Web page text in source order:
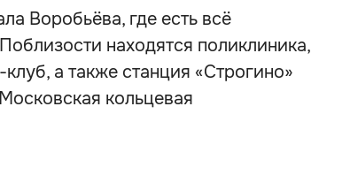
Воробьёва, где есть всё
находятся поликлиника,
а также станция «Строгино»
кольцевая